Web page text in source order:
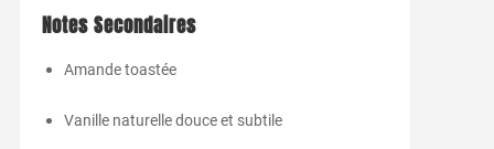
Notes Secondaires
Amande toastée
Vanille naturelle douce et subtile